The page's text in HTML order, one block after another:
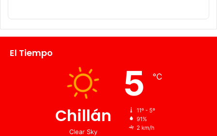
El Tiempo
Chillán
Clear Sky
5 ℃
11º - 5º
91%
2 km/h